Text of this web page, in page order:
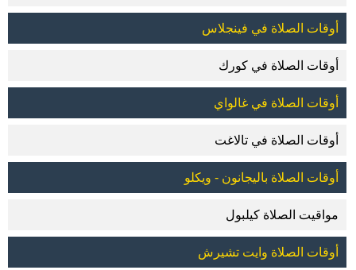
أوقات الصلاة في فينجلاس
أوقات الصلاة في كورك
أوقات الصلاة في غالواي
أوقات الصلاة في تالاغت
أوقات الصلاة باليجانون - ويكلو
مواقيت الصلاة كيلبول
أوقات الصلاة وايت تشيرش